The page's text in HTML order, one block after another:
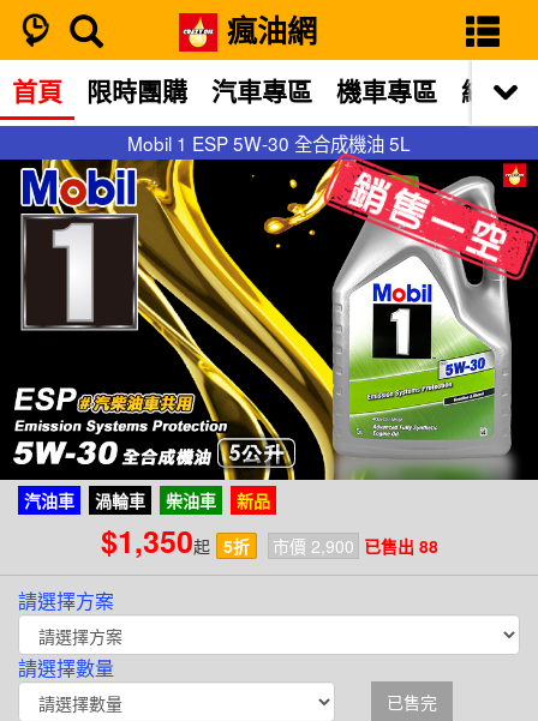
瘋油網
Mobil 1 ESP 5W-30 全合成機油 5L
首頁 限時團購 汽車專區 機車專區 網站
Mobil 1 ESP 5W-30 全合成機油 5L
汽油車 渦輪車 柴油車 新品
$1,350起 5折 市價 2,900 已售出 88
請選擇方案
請選擇數量
已售完